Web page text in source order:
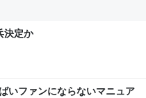
決定か
いファンにならないマニュア